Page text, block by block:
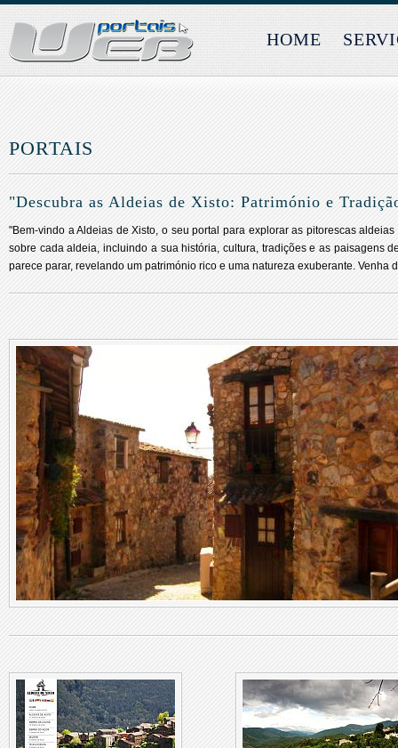
HOME
PORTAIS
"Descubra as Aldeias de Xisto: Património e
"Bem-vindo a Aldeias de Xisto, o seu portal para explorar as pitorescas
sobre cada aldeia, incluindo a sua história, cultura, tradições e as paisagens
parece parar, revelando um património rico e uma natureza exuberante.